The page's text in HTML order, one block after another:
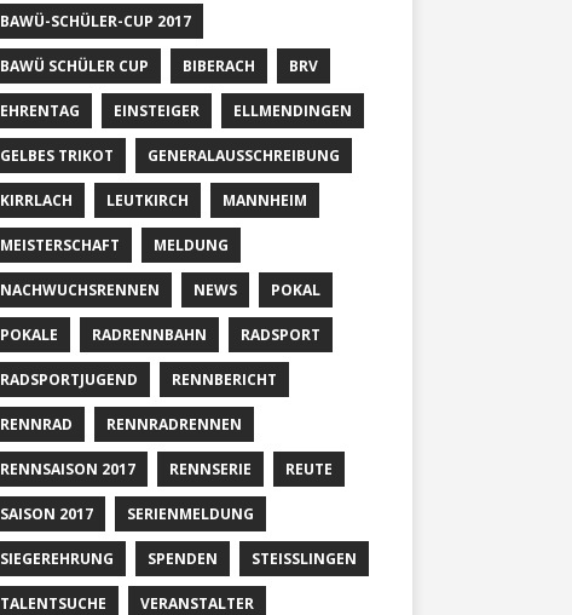
BAWÜ-SCHÜLER-CUP 2017
BAWÜ SCHÜLER CUP BIBERACH BRV
EHRENTAG EINSTEIGER ELLMENDINGEN
GELBES TRIKOT GENERALAUSSCHREIBUNG
KIRRLACH LEUTKIRCH MANNHEIM
MEISTERSCHAFT MELDUNG
NACHWUCHSRENNEN NEWS POKAL
POKALE RADRENNBAHN RADSPORT
RADSPORTJUGEND RENNBERICHT
RENNRAD RENNRADRENNEN
RENNSAISON 2017 RENNSERIE REUTE
SAISON 2017 SERIENMELDUNG
SIEGEREHRUNG SPENDEN STEISSLINGEN
TALENTSUCHE VERANSTALTER